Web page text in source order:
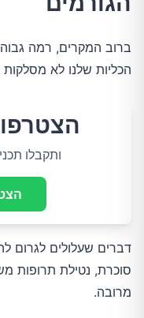
ברוב המקרים, רמה
הכליות שלנו לא
הצטרפו
ותקבלו
דברים שעלולים לגרום
סוכרת, נטילת תרופות
מרובה.